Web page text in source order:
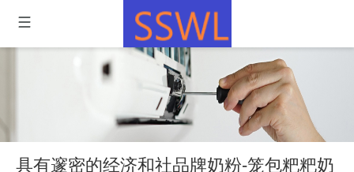
具有邃密的经济和社品牌奶粉-笼包粑粑奶